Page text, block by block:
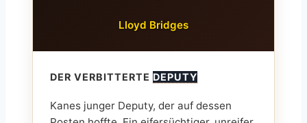
Lloyd Bridges
DER VERBITTERTE DEPUTY
Kanes junger Deputy, der auf dessen